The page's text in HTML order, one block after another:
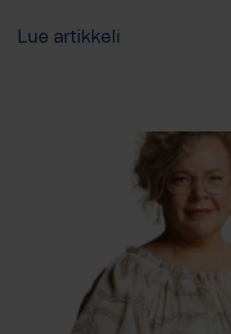
Lue artikkeli